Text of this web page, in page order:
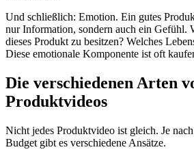
Und schließlich: Emotion. Ein gutes
nur Information, sondern auch ein Gefühl.
dieses Produkt zu besitzen? Welches
Diese emotionale Komponente ist oft
Die verschiedenen Arten
Produktvideos
Nicht jedes Produktvideo ist gleich. Je
Budget gibt es verschiedene Ansätze.